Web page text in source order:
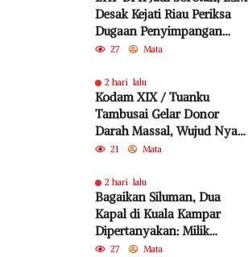
Desak Kejati Riau Periksa
Dugaan Penyimpangan
Program Bedelau BRK
27 Mata
2 hari lalu
Kodam XIX / Tuanku
Tambusai Gelar Donor
Darah Massal, Wujud Nyata
Pengabdian untuk
21 Mata
2 hari lalu
Bagaikan Siluman, Dua
Kapal di Kuala Kampar
Dipertanyakan: Milik
Swasta atau BUMD?
27 Mata